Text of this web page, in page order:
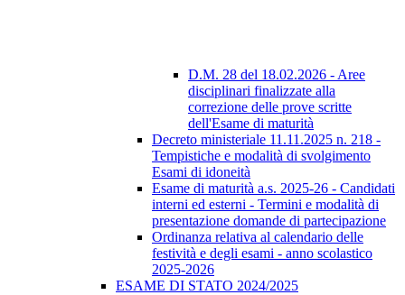
D.M. 28 del 18.02.2026 - Aree
disciplinari finalizzate alla
correzione delle prove scritte
dell'Esame di maturità
Decreto ministeriale 11.11.2025 n. 218 -
Tempistiche e modalità di svolgimento
Esami di idoneità
Esame di maturità a.s. 2025-26 - Candidati
interni ed esterni - Termini e modalità di
presentazione domande di partecipazione
Ordinanza relativa al calendario delle
festività e degli esami - anno scolastico
2025-2026
ESAME DI STATO 2024/2025